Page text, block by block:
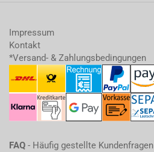
Impressum
Kontakt
*Versand- & Zahlungsbedingungen
FAQ - Häufig gestellte Kundenfragen